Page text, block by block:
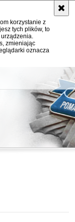
korzystanie z
tych plików, to
zmieniając
oznacza